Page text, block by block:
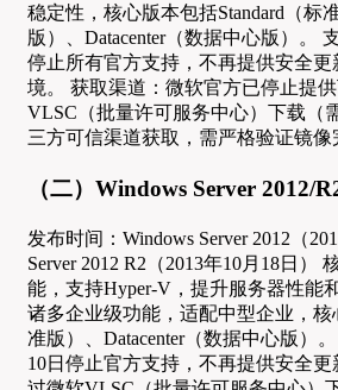
稳定性，核心版本包括Standard（标
版）、Datacenter（数据中心版）。
停止所有官方支持，不再提供安全
境。 获取渠道：微软官方已停止提
VLSC（批量许可服务中心）下载（
三方可信渠道获取，需严格验证镜像
（二）Windows Server 2012/
发布时间：Windows Server 2012（
Server 2012 R2（2013年10月18日）
能，支持Hyper-V，提升服务器性能
诸多企业级功能，适配中型企业，核
准版）、Datacenter（数据中心版）
10日停止官方支持，不再提供安全